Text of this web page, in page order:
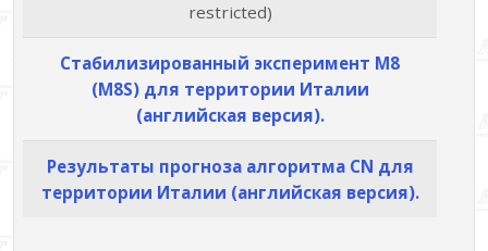
restricted)
Стабилизированный эксперимент M8
(M8S) для территории Италии
(английская версия).
Результаты прогноза алгоритма CN для
территории Италии (английская версия).